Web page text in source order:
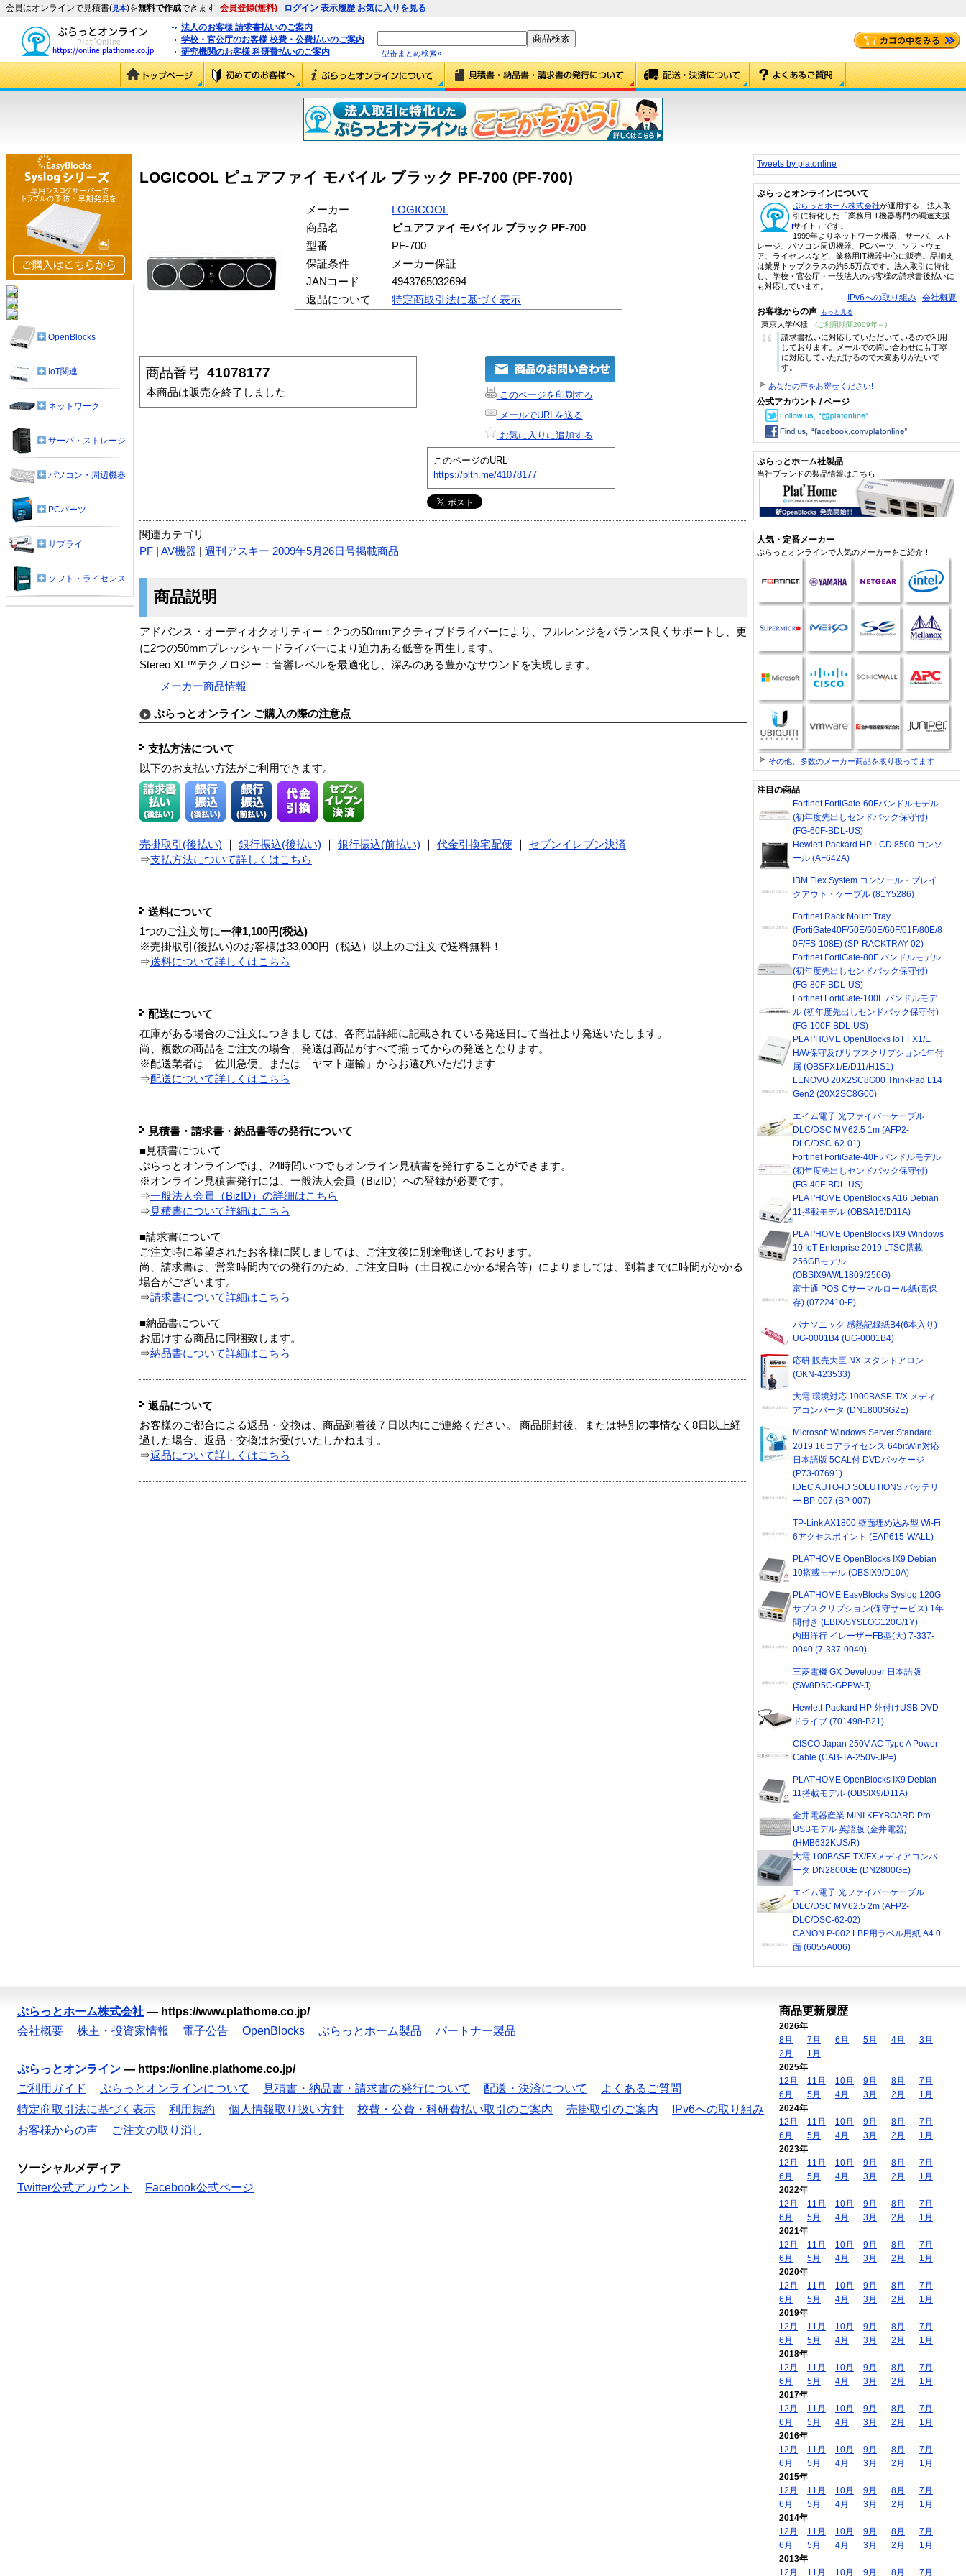
会員はオンラインで見積書(見本)を無料で作成できます 会員登録(無料) ログイン 表示履歴 お気に入りを見る
法人のお客様 請求書払いのご案内
学校・官公庁のお客様 校費・公費払いのご案内
研究機関のお客様 科研費払いのご案内
型番まとめ検索»
LOGICOOL ピュアファイ モバイル ブラック PF-700 (PF-700)
メーカー
LOGICOOL
商品名
ピュアファイ モバイル ブラック PF-700
型番
PF-700
保証条件
メーカー保証
JANコード
4943765032694
返品について
特定商取引法に基づく表示
商品番号 41078177
本商品は販売を終了しました
このページを印刷する
メールでURLを送る
お気に入りに追加する
このページのURL
https://plth.me/41078177
関連カテゴリ
PF
AV機器 週刊アスキー 2009年5月26日号掲載商品
商品説明
アドバンス・オーディオクオリティー：2つの50mmアクティブドライバーにより、フルレンジをバランス良くサポートし、更
に2つの50mmプレッシャードライバーにより迫力ある低音を再生します。
Stereo XL™テクノロジー：音響レベルを最適化し、深みのある豊かなサウンドを実現します。
メーカー商品情報
ぷらっとオンライン ご購入の際の注意点
支払方法について
以下のお支払い方法がご利用できます。
売掛取引(後払い) ｜ 銀行振込(後払い) ｜ 銀行振込(前払い) ｜ 代金引換宅配便 ｜ セブンイレブン決済
⇒支払方法について詳しくはこちら
送料について
1つのご注文毎に一律1,100円(税込)
※売掛取引(後払い)のお客様は33,000円（税込）以上のご注文で送料無料！
⇒送料について詳しくはこちら
配送について
在庫がある場合のご注文につきましては、各商品詳細に記載されている発送日にて当社より発送いたします。
尚、複数の商品をご注文の場合、発送は商品がすべて揃ってからの発送となります。
※配送業者は「佐川急便」または「ヤマト運輸」からお選びいただけます
⇒配送について詳しくはこちら
見積書・請求書・納品書等の発行について
■見積書について
ぷらっとオンラインでは、24時間いつでもオンライン見積書を発行することができます。
※オンライン見積書発行には、一般法人会員（BizID）への登録が必要です。
⇒一般法人会員（BizID）の詳細はこちら
⇒ 見積書について詳細はこちら
■請求書について
ご注文時に希望されたお客様に関しましては、ご注文後に別途郵送しております。
尚、請求書は、営業時間内での発行のため、ご注文日時（土日祝にかかる場合等）によりましては、到着までに時間がかかる
場合がございます。
⇒請求書について詳細はこちら
■納品書について
お届けする商品に同梱致します。
⇒納品書について詳細はこちら
返品について
お客様のご都合による返品・交換は、商品到着後７日以内にご連絡ください。 商品開封後、または特別の事情なく8日以上経
過した場合、返品・交換はお受けいたしかねます。
⇒返品について詳しくはこちら
OpenBlocks
IoT関連
ネットワーク
サーバ・ストレージ
パソコン・周辺機器
PCパーツ
サプライ
ソフト・ライセンス
Tweets by platonline
ぷらっとオンラインについて
ぷらっとホーム株式会社が運用する、法人取
引に特化した「業務用IT機器専門の調達支援
サイト」です。
1999年よりネットワーク機器、サーバ、スト
レージ、パソコン周辺機器、PCパーツ、ソフトウェ
ア、ライセンスなど、業務用IT機器中心に販売。品揃え
は業界トップクラスの約5.5万点です。法人取引に特化
し、学校・官公庁・一般法人のお客様の請求書後払いに
も対応しています。
IPv6への取り組み 会社概要
お客様からの声 もっと見る
東京大学/K様 (ご利用期間2009年～)
“
請求書払いに対応していただいているので利用
しております。メールでの問い合わせにも丁寧
に対応していただけるので大変ありがたいで
す。
あなたの声をお寄せください!
公式アカウント / ページ
ぷらっとホーム社製品
当社ブランドの製品情報はこちら
人気・定番メーカー
ぷらっとオンラインで人気のメーカーをご紹介！
その他、多数のメーカー商品を取り扱ってます
注目の商品
Fortinet FortiGate-60Fバンドルモデル
(初年度先出しセンドバック保守付)
(FG-60F-BDL-US)
Hewlett-Packard HP LCD 8500 コンソ
ール (AF642A)
IBM Flex System コンソール・ブレイ
クアウト・ケーブル (81Y5286)
Fortinet Rack Mount Tray
(FortiGate40F/50E/60E/60F/61F/80E/8
0F/FS-108E) (SP-RACKTRAY-02)
Fortinet FortiGate-80F バンドルモデル
(初年度先出しセンドバック保守付)
(FG-80F-BDL-US)
Fortinet FortiGate-100F バンドルモデ
ル (初年度先出しセンドバック保守付)
(FG-100F-BDL-US)
PLAT'HOME OpenBlocks IoT FX1/E
H/W保守及びサブスクリプション1年付
属 (OBSFX1/E/D11/H1S1)
LENOVO 20X2SC8G00 ThinkPad L14
Gen2 (20X2SC8G00)
エイム電子 光ファイバーケーブル
DLC/DSC MM62.5 1m (AFP2-
DLC/DSC-62-01)
Fortinet FortiGate-40F バンドルモデル
(初年度先出しセンドバック保守付)
(FG-40F-BDL-US)
PLAT'HOME OpenBlocks A16 Debian
11搭載モデル (OBSA16/D11A)
PLAT'HOME OpenBlocks IX9 Windows
10 IoT Enterprise 2019 LTSC搭載
256GBモデル
(OBSIX9/W/L1809/256G)
富士通 POS-Cサーマルロール紙(高保
存) (0722410-P)
パナソニック 感熱記録紙B4(6本入り)
UG-0001B4 (UG-0001B4)
応研 販売大臣 NX スタンドアロン
(OKN-423533)
大電 環境対応 1000BASE-T/X メディ
アコンバータ (DN1800SG2E)
Microsoft Windows Server Standard
2019 16コアライセンス 64bitWin対応
日本語版 5CAL付 DVDパッケージ
(P73-07691)
IDEC AUTO-ID SOLUTIONS バッテリ
ー BP-007 (BP-007)
TP-Link AX1800 壁面埋め込み型 Wi-Fi
6アクセスポイント (EAP615-WALL)
PLAT'HOME OpenBlocks IX9 Debian
10搭載モデル (OBSIX9/D10A)
PLAT'HOME EasyBlocks Syslog 120G
サブスクリプション(保守サービス) 1年
間付き (EBIX/SYSLOG120G/1Y)
内田洋行 イレーザーFB型(大) 7-337-
0040 (7-337-0040)
三菱電機 GX Developer 日本語版
(SW8D5C-GPPW-J)
Hewlett-Packard HP 外付けUSB DVD
ドライブ (701498-B21)
CISCO Japan 250V AC Type A Power
Cable (CAB-TA-250V-JP=)
PLAT'HOME OpenBlocks IX9 Debian
11搭載モデル (OBSIX9/D11A)
金井電器産業 MINI KEYBOARD Pro
USBモデル 英語版 (金井電器)
(HMB632KUS/R)
大電 100BASE-TX/FXメディアコンバ
ータ DN2800GE (DN2800GE)
エイム電子 光ファイバーケーブル
DLC/DSC MM62.5 2m (AFP2-
DLC/DSC-62-02)
CANON P-002 LBP用ラベル用紙 A4 0
面 (6055A006)
ぷらっとホーム株式会社 — https://www.plathome.co.jp/
会社概要
株主・投資家情報 電子公告 OpenBlocks ぷらっとホーム製品 パートナー製品
ぷらっとオンライン — https://online.plathome.co.jp/
ご利用ガイド
ぷらっとオンラインについて 見積書・納品書・請求書の発行について 配送・決済について
よくあるご質問
特定商取引法に基づく表示
利用規約 個人情報取り扱い方針 校費・公費・科研費払い取引のご案内 売掛取引のご案内
IPv6への取り組み
お客様からの声
ご注文の取り消し
ソーシャルメディア
Twitter公式アカウント
Facebook公式ページ
商品更新履歴
2026年
8月
7月 6月 5月 4月
3月
2月
1月
2025年
12月
11月 10月 9月 8月
7月
6月
5月 4月 3月 2月
1月
2024年
12月
11月 10月 9月 8月
7月
6月
5月 4月 3月 2月
1月
2023年
12月
11月 10月 9月 8月
7月
6月
5月 4月 3月 2月
1月
2022年
12月
11月 10月 9月 8月
7月
6月
5月 4月 3月 2月
1月
2021年
12月
11月 10月 9月 8月
7月
6月
5月 4月 3月 2月
1月
2020年
12月
11月 10月 9月 8月
7月
6月
5月 4月 3月 2月
1月
2019年
12月
11月 10月 9月 8月
7月
6月
5月 4月 3月 2月
1月
2018年
12月
11月 10月 9月 8月
7月
6月
5月 4月 3月 2月
1月
2017年
12月
11月 10月 9月 8月
7月
6月
5月 4月 3月 2月
1月
2016年
12月
11月 10月 9月 8月
7月
6月
5月 4月 3月 2月
1月
2015年
12月
11月 10月 9月 8月
7月
6月
5月 4月 3月 2月
1月
2014年
12月
11月 10月 9月 8月
7月
6月
5月 4月 3月 2月
1月
2013年
12月
11月 10月 9月 8月 7月